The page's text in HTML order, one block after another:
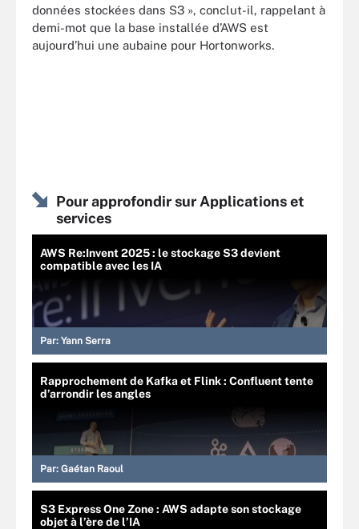
données stockées dans S3 », conclut-il, rappelant à
demi-mot que la base installée d’AWS est
aujourd’hui une aubaine pour Hortonworks.
Pour approfondir sur Applications et
services
AWS Re:Invent 2025 : le stockage S3 devient
compatible avec les IA
Par: Yann Serra
Rapprochement de Kafka et Flink : Confluent tente
d’arrondir les angles
Par: Gaétan Raoul
S3 Express One Zone : AWS adapte son stockage
objet à l’ère de l’IA